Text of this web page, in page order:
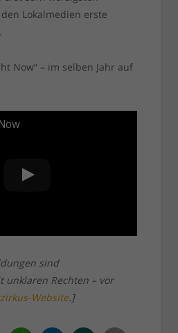
Lokalmedien erste
Now“ – im selben Jahr auf
sind
unklaren Rechten – vor
Website.]